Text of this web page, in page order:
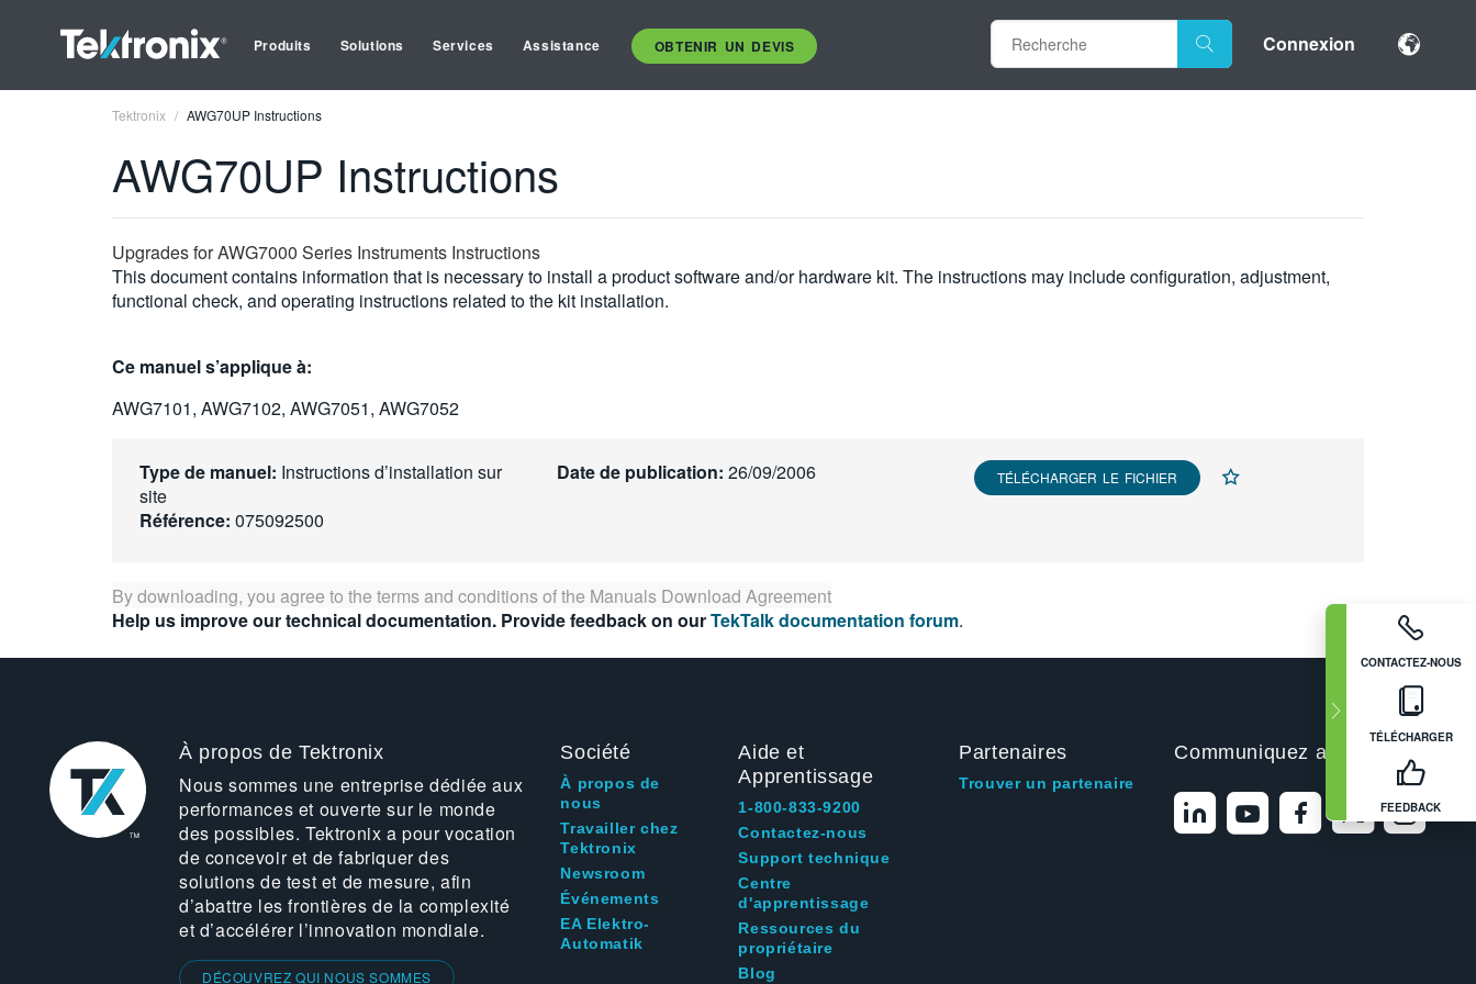
Produits Solutions Services Assistance OBTENIR UN DEVIS Connexion
CONTACTEZ-NOUS
TÉLÉCHARGER
FEEDBACK
Tektronix AWG70UP Instructions
AWG70UP Instructions
Upgrades for AWG7000 Series Instruments Instructions
This document contains information that is necessary to install a product software and/or hardware kit. The instructions may include configuration, adjustment,
functional check, and operating instructions related to the kit installation.
Ce manuel s’applique à:
AWG7101, AWG7102, AWG7051, AWG7052
Type de manuel: Instructions d’installation sur
site
Référence: 075092500
Date de publication: 26/09/2006 TÉLÉCHARGER LE FICHIER
By downloading, you agree to the terms and conditions of the Manuals Download Agreement
Help us improve our technical documentation. Provide feedback on ourTekTalk documentation forum.
À propos de Tektronix
Nous sommes une entreprise dédiée aux
performances et ouverte sur le monde
des possibles. Tektronix a pour vocation
de concevoir et de fabriquer des
solutions de test et de mesure, afin
d’abattre les frontières de la complexité
et d’accélérer l’innovation mondiale.
DÉCOUVREZ QUI NOUS SOMMES
Société
À propos de
nous
Travailler chez
Tektronix
Newsroom
Événements
EA Elektro-
Automatik
Aide et
Apprentissage
1-800-833-9200
Contactez-nous
Support technique
Centre
d'apprentissage
Ressources du
propriétaire
Blog
Partenaires
Trouver un partenaire
Communiquez avec nous